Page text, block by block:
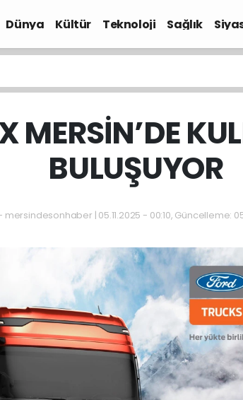
Dünya Kültür Teknoloji Sağlık
MERSİN’DE
BULUŞUYOR
| 05.11.2025 - 00:10, Güncelleme: